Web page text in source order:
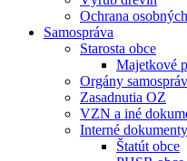
Ochrana
Samospráva
Starosta obce
Majetkové
Orgány
Zasadnutia OZ
VZN a iné
Interné dokumenty
Štatút obce